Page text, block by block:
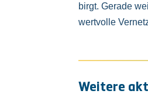
birgt. Gerade
wertvolle
Weitere